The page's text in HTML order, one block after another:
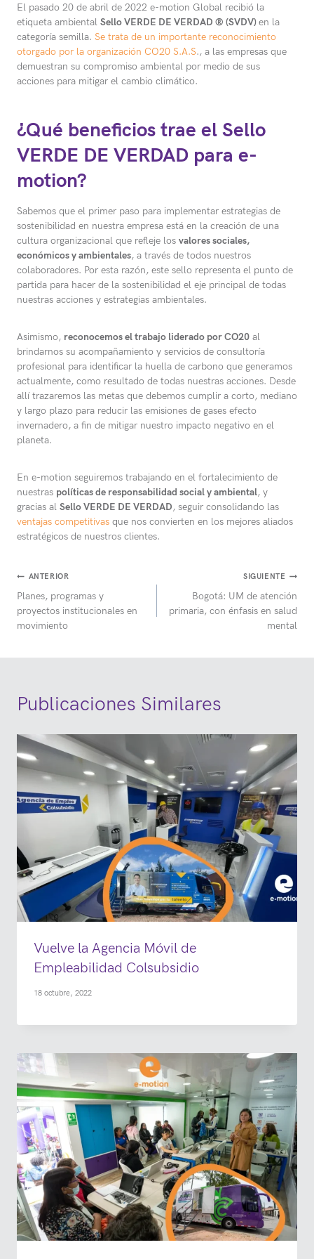
El pasado 20 de abril de 2022 e-motion Global recibió la
etiqueta ambiental Sello VERDE DE VERDAD ® (SVDV)en la
categoría semilla. Se trata de un importante reconocimiento
otorgado por la organización CO20 S.A.S., a las empresas que
demuestran su compromiso ambiental por medio de sus
acciones para mitigar el cambio climático.
¿Qué beneficios trae el Sello
VERDE DE VERDAD para e-
motion?
Sabemos que el primer paso para implementar estrategias de
sostenibilidad en nuestra empresa está en la creación de una
cultura organizacional que refleje los valores sociales,
económicos y ambientales, a través de todos nuestros
colaboradores. Por esta razón, este sello representa el punto de
partida para hacer de la sostenibilidad el eje principal de todas
nuestras acciones y estrategias ambientales.
Asimismo, reconocemos el trabajo liderado por CO20 al
brindarnos su acompañamiento y servicios de consultoría
profesional para identificar la huella de carbono que generamos
actualmente, como resultado de todas nuestras acciones. Desde
allí trazaremos las metas que debemos cumplir a corto, mediano
y largo plazo para reducir las emisiones de gases efecto
invernadero, a fin de mitigar nuestro impacto negativo en el
planeta.
En e-motion seguiremos trabajando en el fortalecimiento de
nuestras políticas de responsabilidad social y ambiental, y
gracias al Sello VERDE DE VERDAD, seguir consolidando las
ventajas competitivas que nos convierten en los mejores aliados
estratégicos de nuestros clientes.
Navegación
de
entradas
ANTERIOR
Planes, programas y
proyectos institucionales en
movimiento
SIGUIENTE
Bogotá: UM de atención
primaria, con énfasis en salud
mental
Publicaciones Similares
Vuelve la Agencia Móvil de
Empleabilidad Colsubsidio
18 octubre, 2022